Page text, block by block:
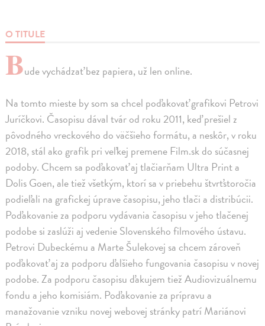
O TITULE
Bude vychádzať bez papiera, už len online.
Na tomto mieste by som sa chcel poďakovať grafikovi Petrovi
Juríčkovi. Časopisu dával tvár od roku 2011, keď prešiel z
pôvodného vreckového do väčšieho formátu, a neskôr, v roku
2018, stál ako grafik pri veľkej premene Film.sk do súčasnej
podoby. Chcem sa poďakovať aj tlačiarňam Ultra Print a
Dolis Goen, ale tiež všetkým, ktorí sa v priebehu štvrťstoročia
podieľali na grafickej úprave časopisu, jeho tlači a distribúcii.
Poďakovanie za podporu vydávania časopisu v jeho tlačenej
podobe si zaslúži aj vedenie Slovenského filmového ústavu.
Petrovi Dubeckému a Marte Šulekovej sa chcem zároveň
poďakovať aj za podporu ďalšieho fungovania časopisu v novej
podobe. Za podporu časopisu ďakujem tiež Audiovizuálnemu
fondu a jeho komisiám. Poďakovanie za prípravu a
manažovanie vzniku novej webovej stránky patrí Mariánovi